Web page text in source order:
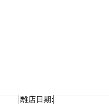
離店日期: